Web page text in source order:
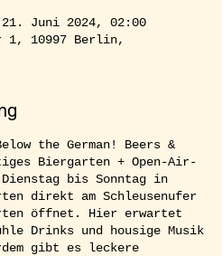
Juni 2024, 02:00
1, 10997 Berlin,
the German! Beers &
Biergarten + Open-Air-
bis Sonntag in
direkt am Schleusenufer
öffnet. Hier erwartet
Drinks und housige Musik
gibt es leckere